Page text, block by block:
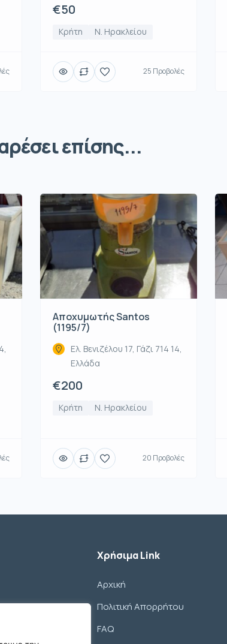
€50
Κρήτη Ν. Ηρακλείου
25 Προβολές
επίσης...
Αποχυμωτής Santos
(1195/7)
Ελ. Βενιζέλου 17, Γάζι 714 14,
Ελλάδα
€200
Κρήτη Ν. Ηρακλείου
20 Προβολές
Χρήσιμα Link
Αρχική
Πολιτική Απορρήτου
FAQ